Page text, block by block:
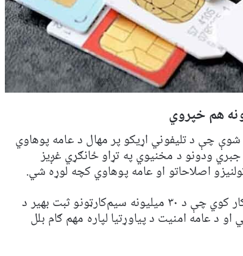
هم خپروي
چې د تلیفوني اړیکو پر مهال د عامه پوهاوي
ودونو د مخنیوي په تړاو ځانګړي غږیز
اصلاحاتو او عامه پوهاوي کچه لوړه شي.
د مخابراتو او معلوماتي ټکنالوژۍ وزارت ټینګار کوي چې د ۳۰ میلیونه سیم‌کارټونو ثبت بهیر د
د عامه امنیت د پیاوړتیا لپاره مهم ګام بلل